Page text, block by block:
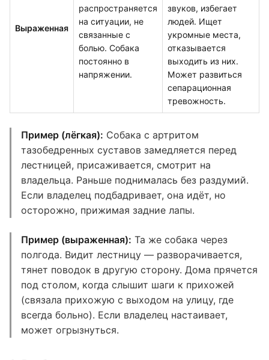
Выраженная
распространяется
на ситуации, не
связанные с
болью. Собака
постоянно в
напряжении.
звуков, избегает
людей. Ищет
укромные места,
отказывается
выходить из них.
Может развиться
сепарационная
тревожность.
Пример (лёгкая): Собака с артритом
тазобедренных суставов замедляется перед
лестницей, присаживается, смотрит на
владельца. Раньше поднималась без раздумий.
Если владелец подбадривает, она идёт, но
осторожно, прижимая задние лапы.
Пример (выраженная): Та же собака через
полгода. Видит лестницу — разворачивается,
тянет поводок в другую сторону. Дома прячется
под столом, когда слышит шаги к прихожей
(связала прихожую с выходом на улицу, где
всегда больно). Если владелец настаивает,
может огрызнуться.